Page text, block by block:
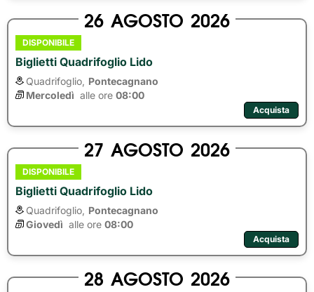
26 AGOSTO 2026
DISPONIBILE
Biglietti Quadrifoglio Lido
Quadrifoglio, Pontecagnano
Mercoledì alle ore 08:00
Acquista
27 AGOSTO 2026
DISPONIBILE
Biglietti Quadrifoglio Lido
Quadrifoglio, Pontecagnano
Giovedì alle ore 08:00
Acquista
28 AGOSTO 2026